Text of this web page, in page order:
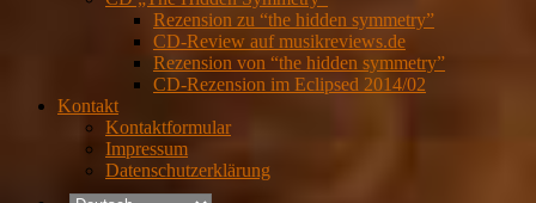
Rezension zu “the hidden symmetry”
CD-Review auf musikreviews.de
Rezension von “the hidden symmetry”
CD-Rezension im Eclipsed 2014/02
Kontakt
Kontaktformular
Impressum
Datenschutzerklärung